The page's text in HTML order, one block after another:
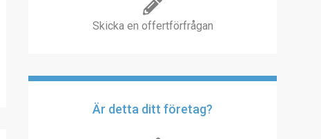
Skicka en offertförfrågan
Är detta ditt företag?